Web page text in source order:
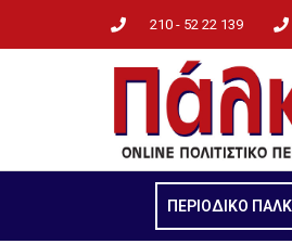
210 - 52 22 139
ΠΕΡΙΟΔΙΚΟ